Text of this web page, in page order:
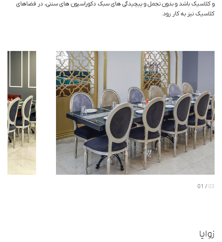
و کلاسیک باشد و بدون تجمل و پیچیدگی های سبک دکوراسیون های سنتی، در فضاهای
کلاسیک نیز به کار رود.
01 03
زوایا